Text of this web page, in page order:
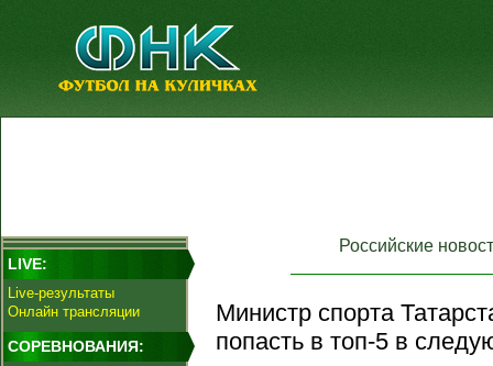
LIVE:
Live-результаты
Онлайн трансляции
СОРЕВНОВАНИЯ:
Российские
Министр спорта
попасть в топ‑5 в